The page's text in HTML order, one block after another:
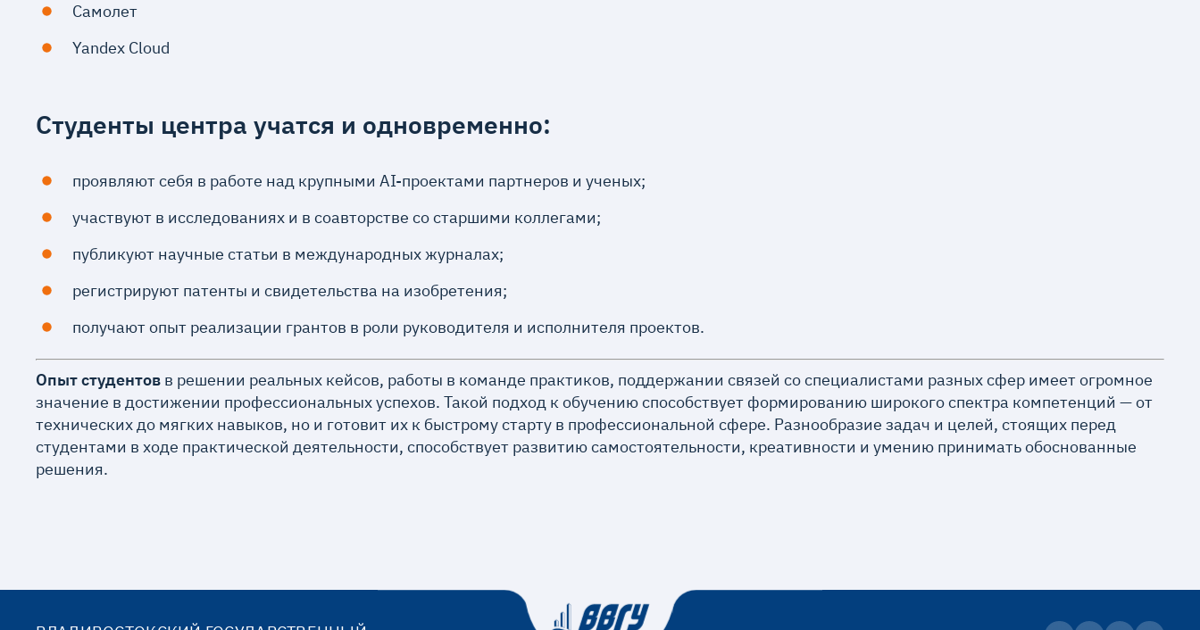
Самолет
Yandex Cloud
Студенты центра учатся и одновременно:
проявляют себя в работе над крупными AI-проектами партнеров и ученых;
участвуют в исследованиях и в соавторстве со старшими коллегами;
публикуют научные статьи в международных журналах;
регистрируют патенты и свидетельства на изобретения;
получают опыт реализации грантов в роли руководителя и исполнителя проектов.
Опыт студентов в решении реальных кейсов, работы в команде практиков, поддержании связей со специалистами разных сфер имеет огромное
значение в достижении профессиональных успехов. Такой подход к обучению способствует формированию широкого спектра компетенций — от
технических до мягких навыков, но и готовит их к быстрому старту в профессиональной сфере. Разнообразие задач и целей, стоящих перед
студентами в ходе практической деятельности, способствует развитию самостоятельности, креативности и умению принимать обоснованные
решения.